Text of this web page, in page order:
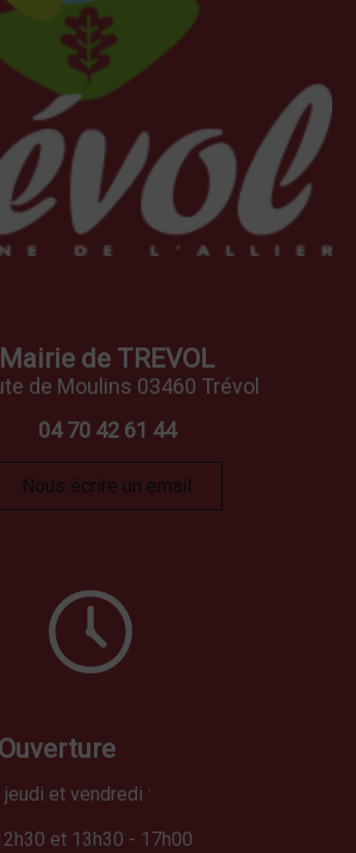
Mairie de TREVOL
de Moulins 03460 Trévol
04 70 42 61 44
Nous écrire un email
et vendredi :
et 13h30 - 17h00